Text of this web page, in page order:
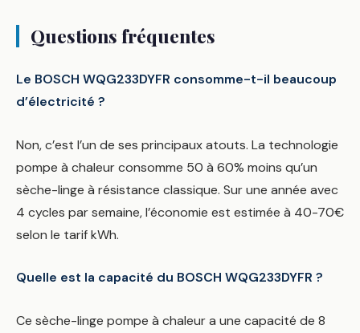
Questions fréquentes
Le BOSCH WQG233DYFR consomme-t-il beaucoup
d’électricité ?
Non, c’est l’un de ses principaux atouts. La technologie
pompe à chaleur consomme 50 à 60% moins qu’un
sèche-linge à résistance classique. Sur une année avec
4 cycles par semaine, l’économie est estimée à 40-70€
selon le tarif kWh.
Quelle est la capacité du BOSCH WQG233DYFR ?
Ce sèche-linge pompe à chaleur a une capacité de 8